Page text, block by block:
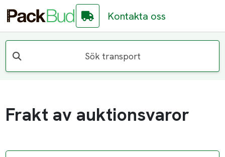
Kontakta oss
Sök transport
Frakt av auktionsvaror